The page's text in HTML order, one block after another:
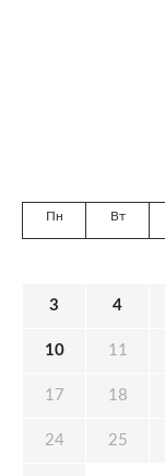
Пн Вт
3 4
10 11
17 18
24 25